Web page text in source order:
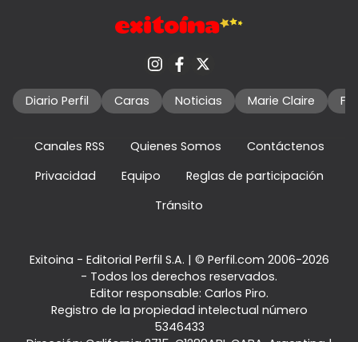
Diario Perfil Caras Noticias Marie Claire
Canales RSS Quienes Somos
Contáctenos
Privacidad
Equipo
Reglas de participación
Tránsito
Exitoina - Editorial Perfil S.A. | © Perfil.com 2006-2026
- Todos los derechos reservados.
Editor responsable: Carlos Piro.
Registro de la propiedad intelectual número
5346433